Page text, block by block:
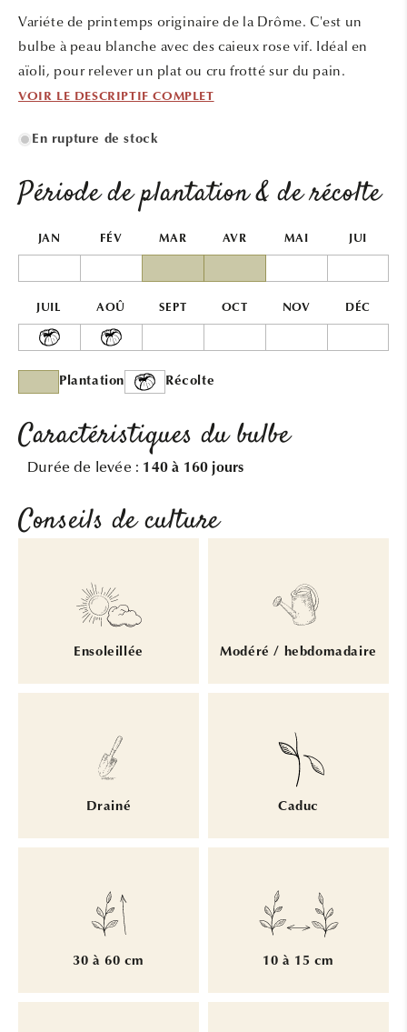
une
fenêtre
modale
Variéte de printemps originaire de la Drôme. C'est un
bulbe à peau blanche avec des caieux rose vif. Idéal en
aïoli, pour relever un plat ou cru frotté sur du pain.
VOIR LE DESCRIPTIF COMPLET
En rupture de stock
Période de plantation & de récolte
JAN FÉV MAR AVR MAI JUI
JUIL AOÛ SEPT OCT NOV DÉC
Plantation Récolte
Caractéristiques du bulbe
Durée de levée : 140 à 160 jours
Conseils de culture
Ensoleillée Modéré / hebdomadaire
Drainé Caduc
30 à 60 cm 10 à 15 cm